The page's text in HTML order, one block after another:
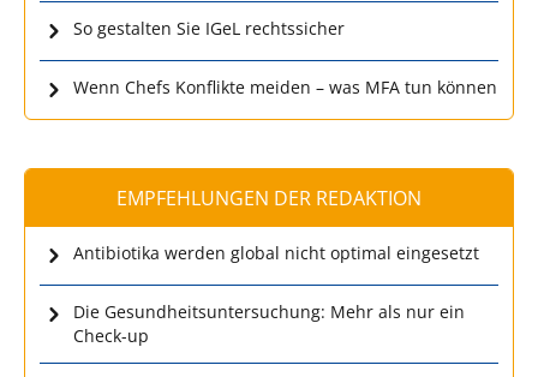
So gestalten Sie IGeL rechtssicher
Wenn Chefs Konflikte meiden – was MFA tun können
EMPFEHLUNGEN DER REDAKTION
Antibiotika werden global nicht optimal eingesetzt
Die Gesundheitsuntersuchung: Mehr als nur ein
Check-up